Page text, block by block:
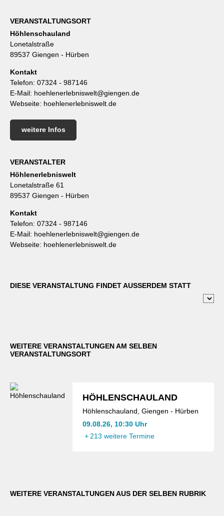
VERANSTALTUNGSORT
Höhlenschauland
Lonetalstraße
89537 Giengen - Hürben
Kontakt
Telefon: 07324 - 987146
E-Mail: hoehlenerlebniswelt@giengen.de
Webseite: hoehlenerlebniswelt.de
VERANSTALTER
Höhlenerlebniswelt
Lonetalstraße 61
89537 Giengen - Hürben
Kontakt
Telefon: 07324 - 987146
E-Mail: hoehlenerlebniswelt@giengen.de
Webseite: hoehlenerlebniswelt.de
weitere Infos
DIESE VERANSTALTUNG FINDET AUSSERDEM STATT
WEITERE VERANSTALTUNGEN AM SELBEN
VERANSTALTUNGSORT
HÖHLENSCHAULAND
Höhlenschauland, Giengen - Hürben
09.08.26, 10:30 Uhr
+ 213 weitere Termine
WEITERE VERANSTALTUNGEN AUS DER SELBEN RUBRIK